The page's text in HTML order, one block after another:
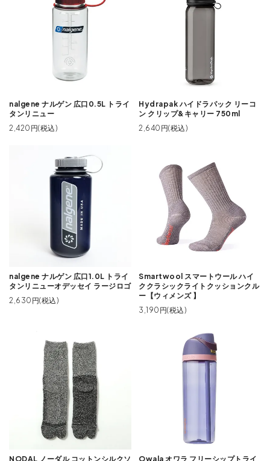
nalgene ナルゲン 広口0.5L トライ
タンリニュー
2,420円(税込)
Hydrapak ハイドラパック リーコ
ン クリップ&キャリー 750ml
2,640円(税込)
nalgene ナルゲン 広口1.0L トライ
タンリニューオデッセイ ラージロゴ
2,630円(税込)
Smartwool スマートウール ハイ
ククラシックライトクッションクル
ー【ウィメンズ 】
3,190円(税込)
NODAL ノーダル コットンシルクソ
Owala オワラ フリーシップトライ